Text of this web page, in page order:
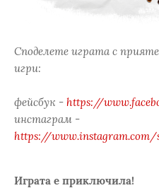
Споделете играта с
игри:
фейсбук - https://
инстаграм -
https://
Играта е приключила!